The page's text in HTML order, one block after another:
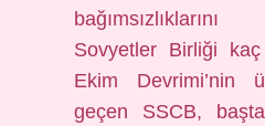
Sovyetler Birliği
Ekim Devrimi’nin
geçen SSCB,